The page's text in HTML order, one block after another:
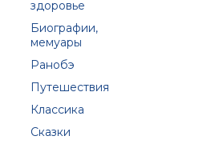
здоровье
Биографии,
мемуары
Ранобэ
Путешествия
Классика
Сказки